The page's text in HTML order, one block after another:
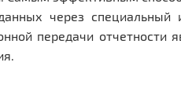
через специальный
передачи отчетности